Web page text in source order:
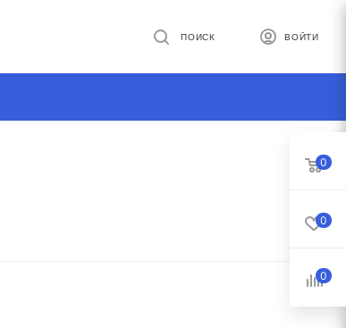
ВОЙТИ
ПОИСК
0
0
0